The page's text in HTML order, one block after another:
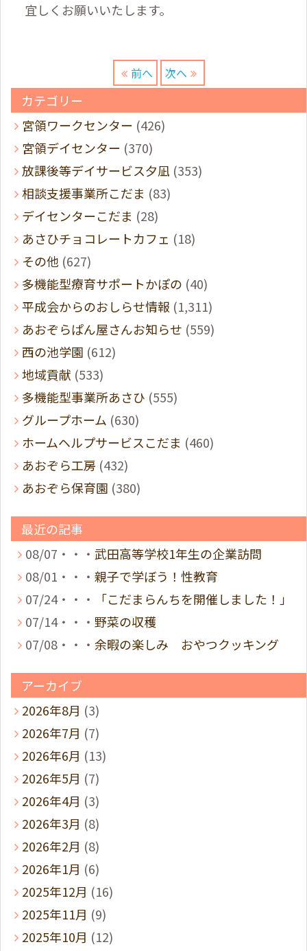
宜しくお願いいたします。
前へ 次へ
カテゴリー
宮領ワークセンター (426)
宮領デイセンター (370)
放課後等デイサービス夕凪 (353)
相談支援事業所こだま (83)
デイセンターこだま (28)
あさひチョコレートカフェ (18)
その他 (627)
多機能型療育サポートかぽの (40)
平成会からのおしらせ情報 (1,311)
あおぞらぱん屋さんお知らせ (559)
西の池学園 (612)
地域貢献 (533)
多機能型事業所あさひ (555)
グループホーム (630)
ホームヘルプサービスこだま (460)
あおぞら工房 (432)
あおぞら保育園 (380)
最近の記事
08/07・・・ 武田高等学校1年生の企業訪問
08/01・・・ 親子で学ぼう！性教育
07/24・・・
「こだまらんちを開催しました！」
07/14・・・ 野菜の収穫
07/08・・・ 余暇の楽しみ おやつクッキング
アーカイブ
2026年8月 (3)
2026年7月 (7)
2026年6月 (13)
2026年5月 (7)
2026年4月 (3)
2026年3月 (8)
2026年2月 (8)
2026年1月 (6)
2025年12月 (16)
2025年11月 (9)
2025年10月 (12)